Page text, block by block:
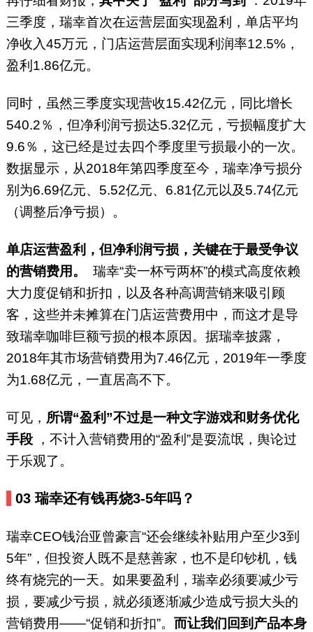
三季度，瑞幸首次在运营层面实现盈利，单店平均
净收入45万元，门店运营层面实现利润率12.5%，
盈利1.86亿元。
同时，虽然三季度实现营收15.42亿元，同比增长
540.2％，但净利润亏损达5.32亿元，亏损幅度扩大
9.6％，这已经是过去四个季度里亏损最小的一次。
数据显示，从2018年第四季度至今，瑞幸净亏损分
别为6.69亿元、5.52亿元、6.81亿元以及5.74亿元
（调整后净亏损）。
单店运营盈利，但净利润亏损，关键在于最受争议
的营销费用。 瑞幸“卖一杯亏两杯”的模式高度依赖
大力度促销和折扣，以及各种高调营销来吸引顾
客，这些并未摊算在门店运营费用中，而这才是导
致瑞幸咖啡巨额亏损的根本原因。据瑞幸披露，
2018年其市场营销费用为7.46亿元，2019年一季度
为1.68亿元，一直居高不下。
可见， 所谓“盈利”不过是一种文字游戏和财务优化
手段
，不计入营销费用的“盈利”是耍流氓，舆论过
于乐观了。
03瑞幸还有钱再烧3-5年吗？
瑞幸CEO钱治亚曾豪言“还会继续补贴用户至少3到
5年”，但投资人既不是慈善家，也不是印钞机，钱
终有烧完的一天。如果要盈利，瑞幸必须要减少亏
损，要减少亏损，就必须逐渐减少造成亏损大头的
营销费用——“促销和折扣”。 而让我们回到产品本身